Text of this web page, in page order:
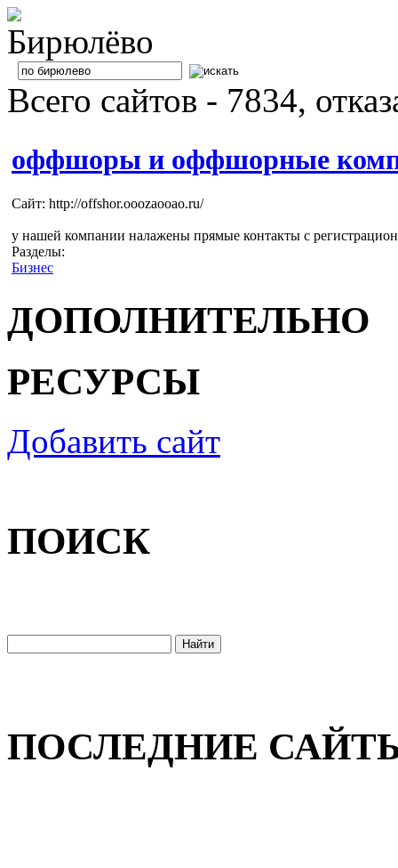
Всего сайтов - 7834,
оффшоры и оффшорные
Сайт: http://offshor.ooozaooao.ru/
у нашей компании налажены прямые контакты с
Разделы:
Бизнес
ДОПОЛНИТЕЛЬНО
РЕСУРСЫ
Добавить сайт
ПОИСК
ПОСЛЕДНИЕ